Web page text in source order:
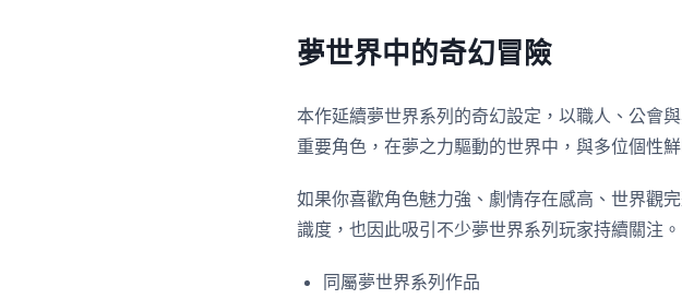
夢世界中的奇幻冒險
本作延續夢世界系列的奇幻設定，以職人、公會
重要角色，在夢之力驅動的世界中，與多位個性
如果你喜歡角色魅力強、劇情存在感高、世界觀
識度，也因此吸引不少夢世界系列玩家持續關注。
同屬夢世界系列作品